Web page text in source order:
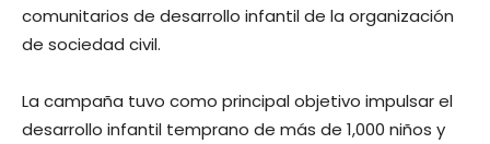
comunitarios de desarrollo infantil de la organización
de sociedad civil.
La campaña tuvo como principal objetivo impulsar el
desarrollo infantil temprano de más de 1,000 niños y